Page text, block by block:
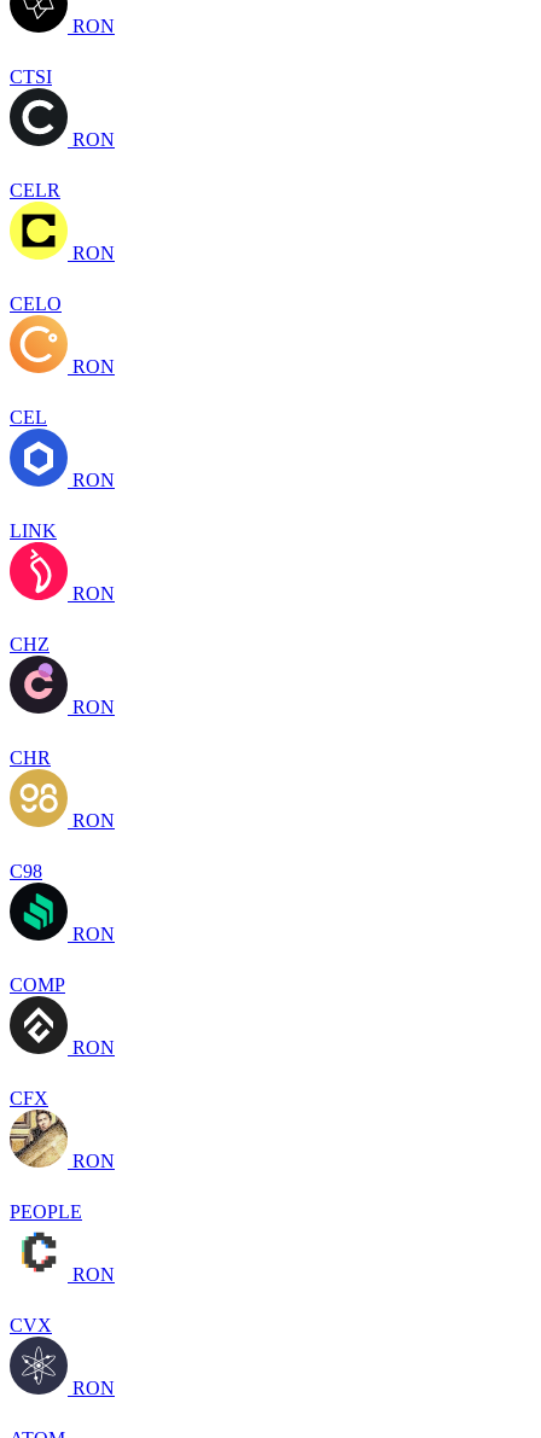
RON
CTSI
RON
CELR
RON
CELO
RON
CEL
RON
LINK
RON
CHZ
RON
CHR
RON
C98
RON
COMP
RON
CFX
RON
PEOPLE
RON
CVX
RON